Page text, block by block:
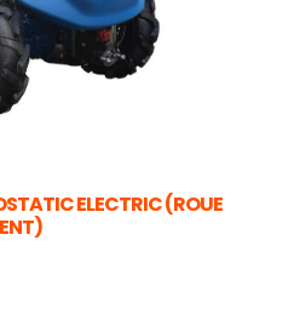
ELECTRIC (ROUE